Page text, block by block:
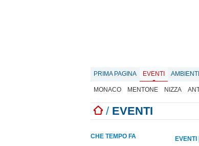
PRIMA PAGINA EVENTI
MONACO MENTONE NIZZA
/ EVENTI
CHE TEMPO FA EVENTI